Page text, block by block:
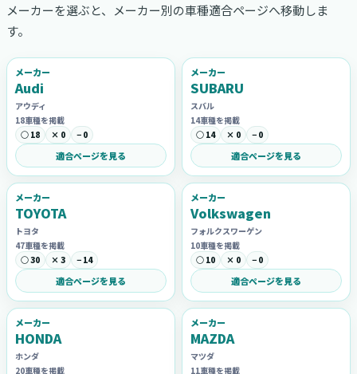
メーカーを選ぶと、メーカー別の車種適合ページへ移動しま
す。
メーカー
Audi
アウディ
18車種を掲載
○ 18
× 0 − 0
適合ページを見る
メーカー
SUBARU
スバル
14車種を掲載
○ 14
× 0 − 0
適合ページを見る
メーカー
TOYOTA
トヨタ
47車種を掲載
○ 30
× 3 − 14
適合ページを見る
メーカー
Volkswagen
フォルクスワーゲン
10車種を掲載
○ 10
× 0 − 0
適合ページを見る
メーカー
HONDA
ホンダ
20車種を掲載
メーカー
MAZDA
マツダ
11車種を掲載